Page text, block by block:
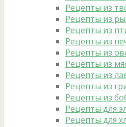
Рецепты из
Рецепты из
Рецепты из
Рецепты из
Рецепты из
Рецепты из
Рецепты из
Рецепты из
Рецепты из
Рецепты для
Рецепты для